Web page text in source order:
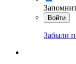
Войти
Забыли